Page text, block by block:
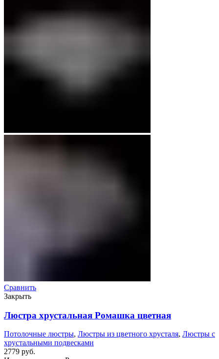
Сравнить
Закрыть
Люстра хрустальная Ромашка цветная
Потолочные люстры, Люстры из цветного хрусталя, Люстры с
хрустальными подвесками
2779 руб.